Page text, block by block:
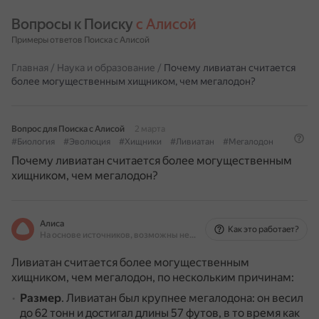
Вопросы к Поиску с Алисой
Примеры ответов Поиска с Алисой
Главная / Наука и образование / Почему ливиатан считается
более могущественным хищником, чем мегалодон?
Вопрос для Поиска с Алисой
2 марта
#Биология
#Эволюция #Хищники #Ливиатан #Мегалодон
Почему ливиатан считается более могущественным
хищником, чем мегалодон?
Алиса
На основе источников, возможны неточности
Как это работает?
Ливиатан считается более могущественным
хищником, чем мегалодон, по нескольким причинам:
Размер. Ливиатан был крупнее мегалодона: он весил
до 62 тонн и достигал длины 57 футов, в то время как